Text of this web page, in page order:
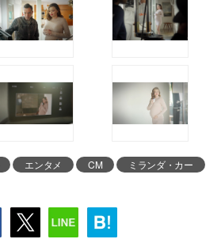
エンタメ CM ミランダ・カー